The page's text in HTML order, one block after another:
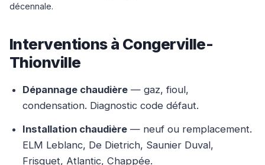
décennale.
Interventions à Congerville-
Thionville
Dépannage chaudière — gaz, fioul,
condensation. Diagnostic code défaut.
Installation chaudière — neuf ou remplacement.
ELM Leblanc, De Dietrich, Saunier Duval,
Frisquet, Atlantic, Chappée.